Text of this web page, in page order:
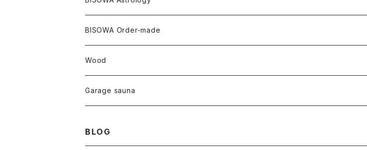
クォーツインクォーツ
ムーンストーン
アメリカ
Tomoko Uemura Art 麻炭陶器
YUGEN GLASS
others
foods
オーガニックフリース
碧-AOI-の松葉天然酵母パン
Uwajima Japan
BISOWA Order-made
∞Seiko Usami∞
Wood
Garage sauna
BLOG